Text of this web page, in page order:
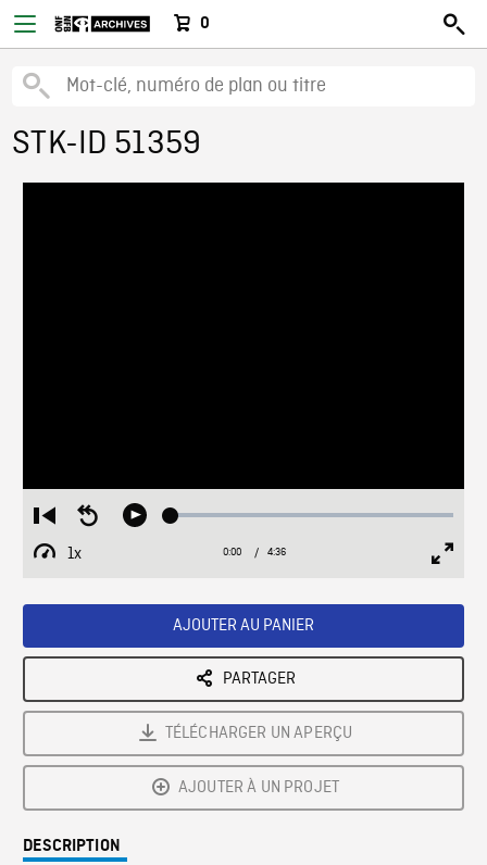
0
STK-ID 51359
Restart
from
beginning
Seek
Play Loaded:
1x
Playback
Current
0:00 / Duration
4:36
AJOUTER AU PANIER
PARTAGER
TÉLÉCHARGER UN APERÇU
AJOUTER À UN PROJET
DESCRIPTION